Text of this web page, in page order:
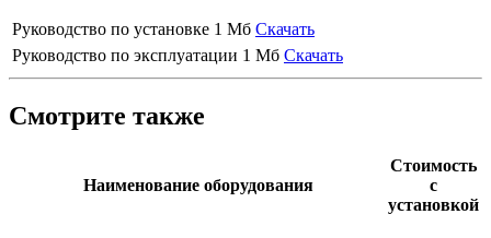
Руководство по установке 1 Мб Скачать
Руководство по эксплуатации 1 Мб Скачать
Смотрите также
Наименование оборудования
Стоимость
с
установкой